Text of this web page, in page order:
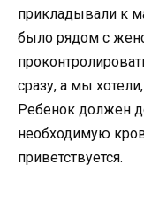
прикладывали к
было рядом с
сразу, а мы
Ребенок должен
необходимую
приветствуется.